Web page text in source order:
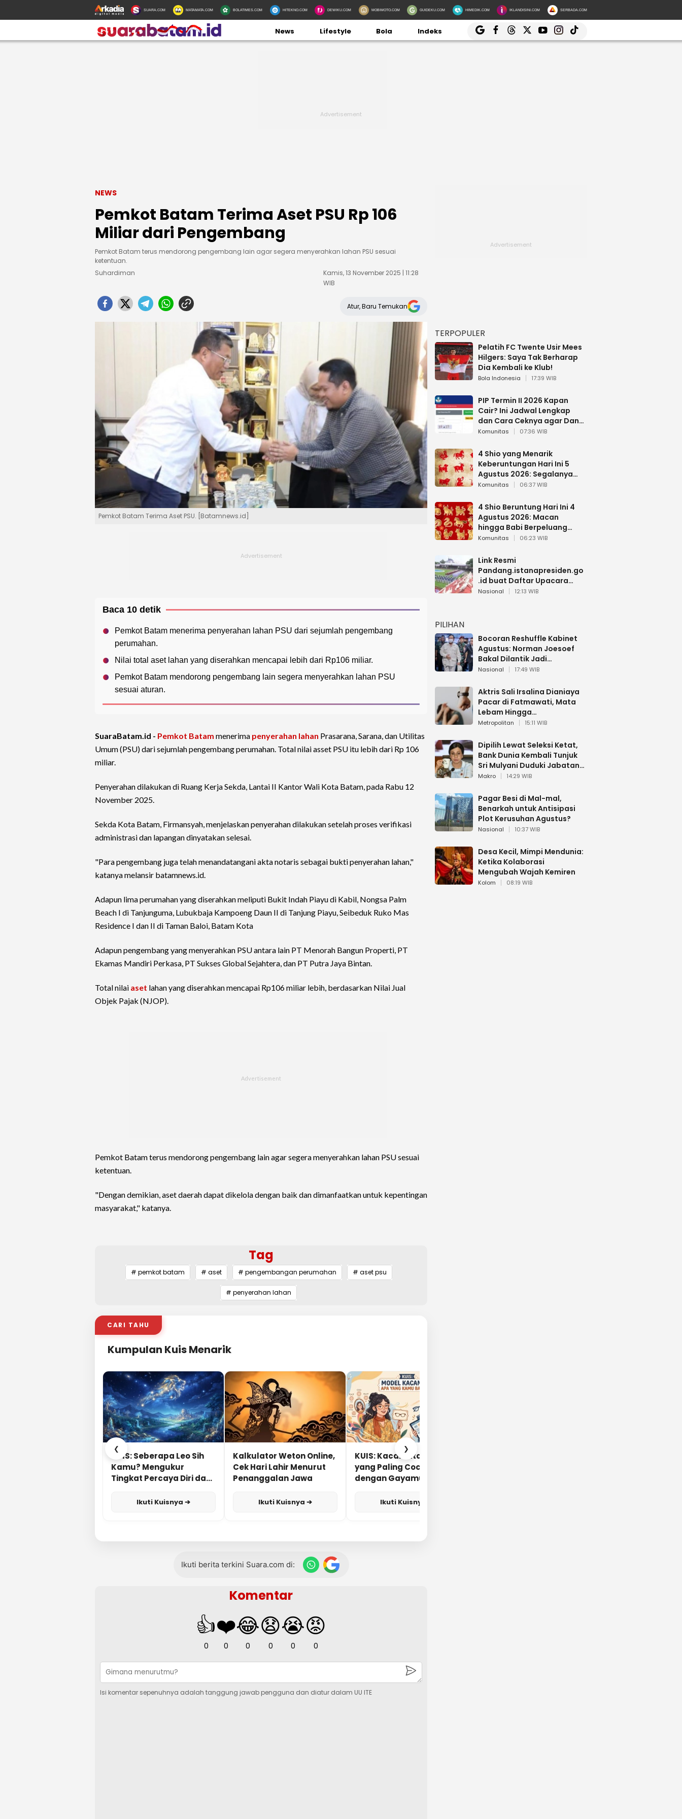
SUARA.COM MATAMATA.COM BOLATIMES.COM HITEKNO.COM DEWIKU.COM MOBIMOTO.COM GUIDEKU.COM HIMEDIK.COM IKLANDISINI.COM SERBADA.COM
News Lifestyle Bola Indeks
NEWS
Pemkot Batam Terima Aset PSU Rp 106
Miliar dari Pengembang
Pemkot Batam terus mendorong pengembang lain agar segera menyerahkan lahan PSU sesuai
ketentuan.
Suhardiman
Kamis, 13 November 2025 | 11:28
WIB
Atur, Baru Temukan
Pemkot Batam Terima Aset PSU. [Batamnews.id]
Baca 10 detik
Pemkot Batam menerima penyerahan lahan PSU dari sejumlah pengembang
perumahan.
Nilai total aset lahan yang diserahkan mencapai lebih dari Rp106 miliar.
Pemkot Batam mendorong pengembang lain segera menyerahkan lahan PSU
sesuai aturan.
SuaraBatam.id - Pemkot Batam menerima penyerahan lahan Prasarana, Sarana, dan Utilitas
Umum (PSU) dari sejumlah pengembang perumahan. Total nilai asset PSU itu lebih dari Rp 106
miliar.
Penyerahan dilakukan di Ruang Kerja Sekda, Lantai II Kantor Wali Kota Batam, pada Rabu 12
November 2025.
Sekda Kota Batam, Firmansyah, menjelaskan penyerahan dilakukan setelah proses verifikasi
administrasi dan lapangan dinyatakan selesai.
"Para pengembang juga telah menandatangani akta notaris sebagai bukti penyerahan lahan,"
katanya melansir batamnews.id.
Adapun lima perumahan yang diserahkan meliputi Bukit Indah Piayu di Kabil, Nongsa Palm
Beach I di Tanjunguma, Lubukbaja Kampoeng Daun II di Tanjung Piayu, Seibeduk Ruko Mas
Residence I dan II di Taman Baloi, Batam Kota
Adapun pengembang yang menyerahkan PSU antara lain PT Menorah Bangun Properti, PT
Ekamas Mandiri Perkasa, PT Sukses Global Sejahtera, dan PT Putra Jaya Bintan.
Total nilai aset lahan yang diserahkan mencapai Rp106 miliar lebih, berdasarkan Nilai Jual
Objek Pajak (NJOP).
Pemkot Batam terus mendorong pengembang lain agar segera menyerahkan lahan PSU sesuai
ketentuan.
"Dengan demikian, aset daerah dapat dikelola dengan baik dan dimanfaatkan untuk kepentingan
masyarakat," katanya.
Tag
# pemkot batam # aset # pengembangan perumahan # aset psu
# penyerahan lahan
CARI TAHU
Kumpulan Kuis Menarik
❮
KUIS: Seberapa Leo Sih
Kamu? Mengukur
Tingkat Percaya Diri dan
Ikuti Kuisnya ➔
Kalkulator Weton Online,
Cek Hari Lahir Menurut
Penanggalan Jawa
Ikuti Kuisnya ➔
KUIS: Kacamata Apa
yang Paling Cocok
dengan Gayamu?
Ikuti Kuisnya ➔
❯
Ikuti berita terkini Suara.com di:
Komentar
👍
0
❤️
0
😂
0
😧
0
😭
0
😡
0
Isi komentar sepenuhnya adalah tanggung jawab pengguna dan diatur dalam UU ITE
TERPOPULER
Pelatih FC Twente Usir Mees
Hilgers: Saya Tak Berharap
Dia Kembali ke Klub!
Bola Indonesia 17:39 WIB
PIP Termin II 2026 Kapan
Cair? Ini Jadwal Lengkap
dan Cara Ceknya agar Dana
Tidak Hangus!
Komunitas 07:36 WIB
4 Shio yang Menarik
Keberuntungan Hari Ini 5
Agustus 2026: Segalanya
Berjalan Lancar
Komunitas 06:37 WIB
4 Shio Beruntung Hari Ini 4
Agustus 2026: Macan
hingga Babi Berpeluang
Dapat Kabar Baik
Komunitas 06:23 WIB
Link Resmi
Pandang.istanapresiden.go
.id buat Daftar Upacara
Bendera HUT RI di Istana
Nasional 12:13 WIB
PILIHAN
Bocoran Reshuffle Kabinet
Agustus: Norman Joesoef
Bakal Dilantik Jadi
Wamenhan RI
Nasional 17:49 WIB
Aktris Sali Irsalina Dianiaya
Pacar di Fatmawati, Mata
Lebam Hingga
Diselamatkan Polantas
Metropolitan 15:11 WIB
Dipilih Lewat Seleksi Ketat,
Bank Dunia Kembali Tunjuk
Sri Mulyani Duduki Jabatan
Strategis
Makro 14:29 WIB
Pagar Besi di Mal-mal,
Benarkah untuk Antisipasi
Plot Kerusuhan Agustus?
Nasional 10:37 WIB
Desa Kecil, Mimpi Mendunia:
Ketika Kolaborasi
Mengubah Wajah Kemiren
Kolom 08:19 WIB